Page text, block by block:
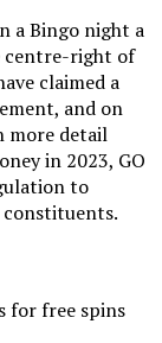
a Bingo night a
centre-right of
claimed a
and on
more detail
in 2023, GO
to
for free spins